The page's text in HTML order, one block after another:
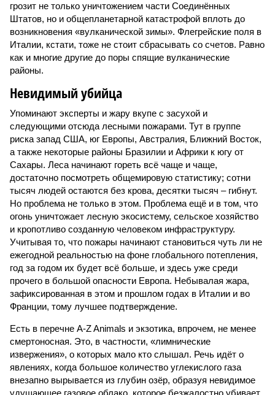
грозит не только уничтожением части Соединённых
Штатов, но и общепланетарной катастрофой вплоть до
возникновения «вулканической зимы». Флегрейские поля в
Италии, кстати, тоже не стоит сбрасывать со счетов. Равно
как и многие другие до поры спящие вулканические
районы.
Невидимый убийца
Упоминают эксперты и жару вкупе с засухой и
следующими отсюда лесными пожарами. Тут в группе
риска запад США, юг Европы, Австралия, Ближний Восток,
а также некоторые районы Бразилии и Африки к югу от
Сахары. Леса начинают гореть всё чаще и чаще,
достаточно посмотреть общемировую статистику; сотни
тысяч людей остаются без крова, десятки тысяч – гибнут.
Но проблема не только в этом. Проблема ещё и в том, что
огонь уничтожает лесную экосистему, сельское хозяйство
и кропотливо созданную человеком инфраструктуру.
Учитывая то, что пожары начинают становиться чуть ли не
ежегодной реальностью на фоне глобального потепления,
год за годом их будет всё больше, и здесь уже среди
прочего в большой опасности Европа. Небывалая жара,
зафиксированная в этом и прошлом годах в Италии и во
Франции, тому лучшее подтверждение.
Есть в перечне A-Z Animals и экзотика, впрочем, не менее
смертоносная. Это, в частности, «лимнические
извержения», о которых мало кто слышал. Речь идёт о
явлениях, когда большое количество углекислого газа
внезапно вырывается из глубин озёр, образуя невидимое
удушающее газовое облако, которое безжалостно убивает